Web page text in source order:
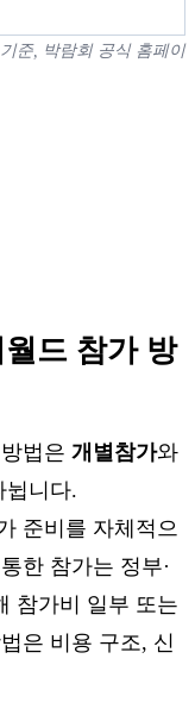
준, 박람회 공식 홈페이
드 참가 방
법은 개별참가와
뉩니다.
준비를 자체적으
한 참가는 정부·
참가비 일부 또는
은 비용 구조, 신